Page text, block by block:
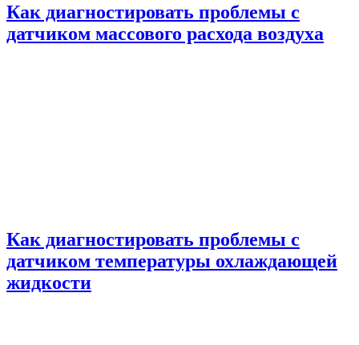
Как диагностировать проблемы с
датчиком массового расхода воздуха
Как диагностировать проблемы с
датчиком температуры охлаждающей
жидкости